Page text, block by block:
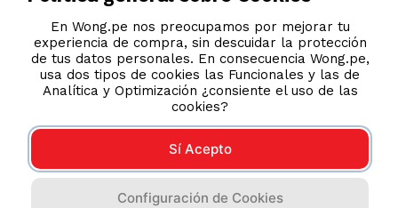
DESCARGA NUESTRA APP
En Wong.pe nos preocupamos por mejorar tu
experiencia de compra, sin descuidar la protección
de tus datos personales. En consecuencia Wong.pe,
usa dos tipos de cookies las Funcionales y las de
Analítica y Optimización ¿consiente el uso de las
cookies?
Sí Acepto
Configuración de Cookies